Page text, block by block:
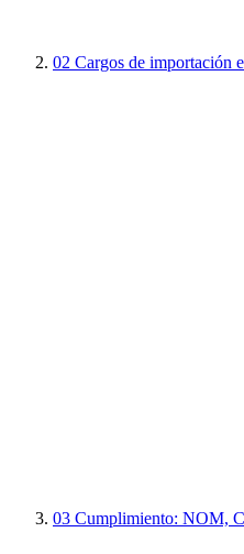
02 Cargos de importación
03 Cumplimiento: NOM,